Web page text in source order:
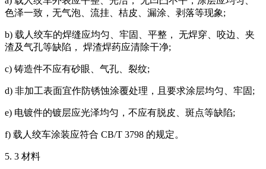
色泽一致，无气泡、流挂、桔皮、漏涂、剥落等现象;
b) 载人绞车的焊缝应均匀、牢固、平整， 无焊穿、咬边、夹
渣及气孔等缺陷， 焊渣焊药应清除干净;
c) 铸造件不应有砂眼、气孔、裂纹;
d) 非加工表面宜作防锈蚀涂覆处理，且要求涂层均匀、牢固;
e) 电镀件的镀层应光泽均匀，不应有脱皮、斑点等缺陷;
f) 载人绞车涂装应符合 CB/T 3798 的规定。
5. 3 材料